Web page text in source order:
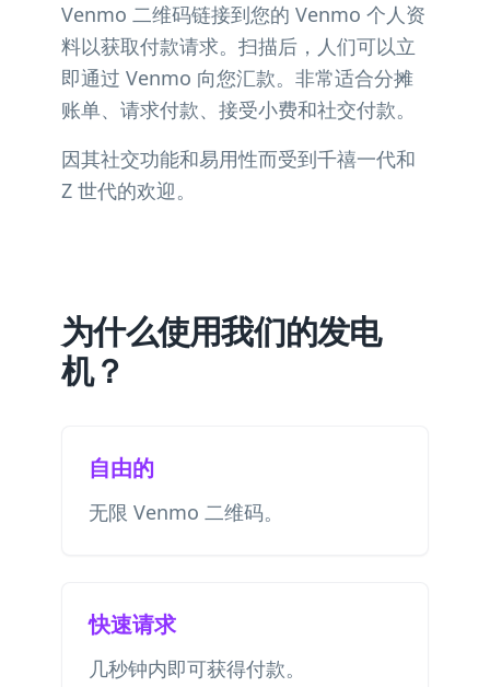
Venmo 二维码链接到您的 Venmo 个人资
料以获取付款请求。扫描后，人们可以立
即通过 Venmo 向您汇款。非常适合分摊
账单、请求付款、接受小费和社交付款。
因其社交功能和易用性而受到千禧一代和
Z 世代的欢迎。
为什么使用我们的发电
机？
自由的
无限 Venmo 二维码。
快速请求
几秒钟内即可获得付款。